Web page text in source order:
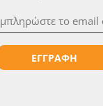
ΕΓΓΡΑΦΗ